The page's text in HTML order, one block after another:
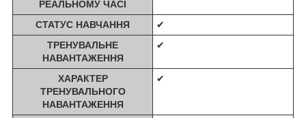
РЕАЛЬНОМУ ЧАСІ
СТАТУС НАВЧАННЯ
✔
ТРЕНУВАЛЬНЕ
НАВАНТАЖЕННЯ
✔
ХАРАКТЕР
ТРЕНУВАЛЬНОГО
НАВАНТАЖЕННЯ
✔